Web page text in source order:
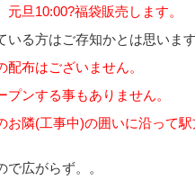
元旦10:00?福袋販売します。
いる方はご存知かとは思いま
配布はございません。
プンする事もありません。
お隣(工事中)の囲いに沿って
で広がらず。。